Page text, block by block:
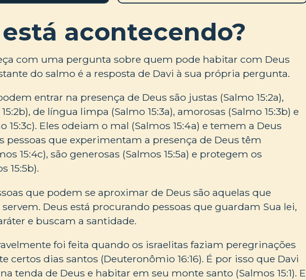
acontecendo?
com uma pergunta sobre quem pode habitar com Deus
do salmo é a resposta de Davi à sua própria pergunta.
entrar na presença de Deus são justas (Salmo 15:2a),
de língua limpa (Salmo 15:3a), amorosas (Salmo 15:3b) e
15:3c). Eles odeiam o mal (Salmos 15:4a) e temem a Deus
pessoas que experimentam a presença de Deus têm
15:4c), são generosas (Salmos 15:5a) e protegem os
15:5b).
que podem se aproximar de Deus são aquelas que
Deus está procurando pessoas que guardam Sua lei,
e buscam a santidade.
foi feita quando os israelitas faziam peregrinações
certos dias santos (Deuteronômio 16:16). É por isso que Davi
tenda de Deus e habitar em seu monte santo (Salmos 15:1). E